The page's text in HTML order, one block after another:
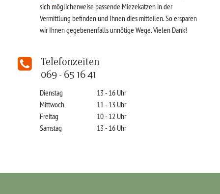
sich möglicherweise passende Miezekatzen in der
Vermittlung befinden und Ihnen dies mitteilen. So ersparen
wir Ihnen gegebenenfalls unnötige Wege. Vielen Dank!
Telefonzeiten
069 - 65 16 41
Dienstag
13 - 16 Uhr
Mittwoch
11 - 13 Uhr
Freitag
10 - 12 Uhr
Samstag
13 - 16 Uhr